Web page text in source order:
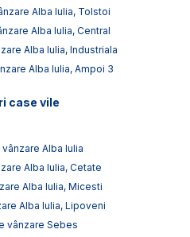
Alba Iulia, Tolstoi
Alba Iulia, Central
Alba Iulia, Industriala
Alba Iulia, Ampoi 3
case vile
Alba Iulia
Alba Iulia, Cetate
Alba Iulia, Micesti
Alba Iulia, Lipoveni
vânzare Sebes